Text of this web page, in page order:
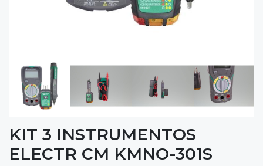
KIT 3 INSTRUMENTOS
ELECTR CM KMNO-301S